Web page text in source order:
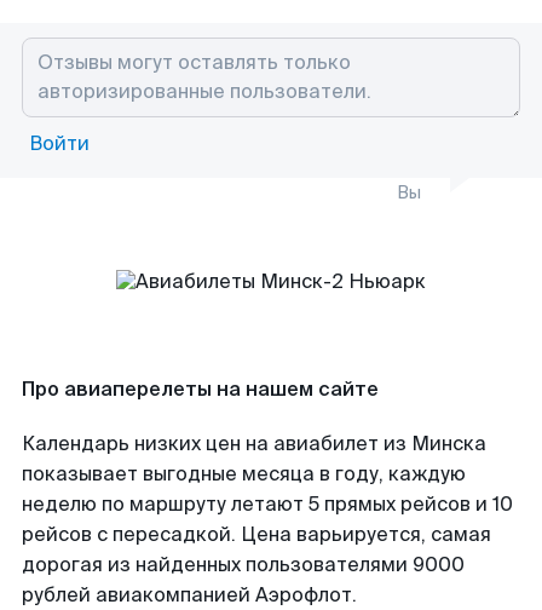
Войти
Вы
Про авиаперелеты на нашем сайте
Календарь низких цен на авиабилет из Минска
показывает выгодные месяца в году, каждую
неделю по маршруту летают 5 прямых рейсов и 10
рейсов с пересадкой. Цена варьируется, самая
дорогая из найденных пользователями 9000
рублей авиакомпанией Аэрофлот.